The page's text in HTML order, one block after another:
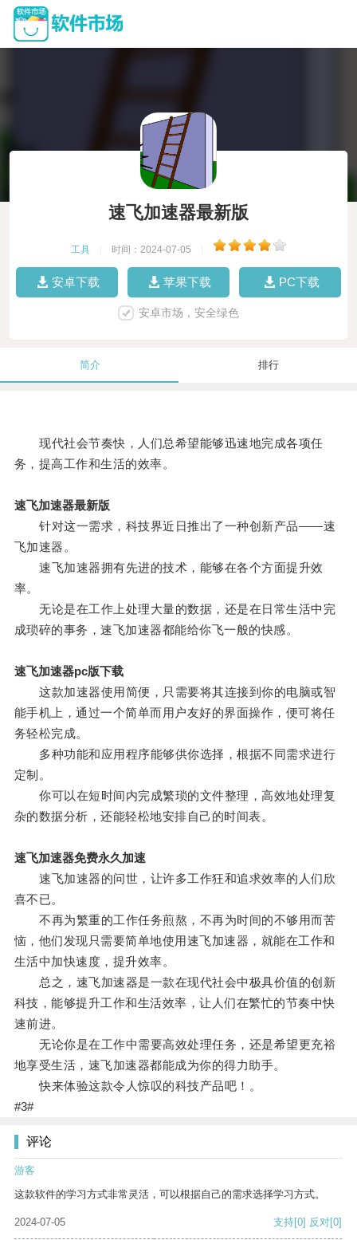
速飞加速器最新版
工具 时间：2024-07-05
安卓下载 苹果下载 PC下载
安卓市场，安全绿色
简介 排行
现代社会节奏快，人们总希望能够迅速地完成各项任
务，提高工作和生活的效率。
速飞加速器最新版
针对这一需求，科技界近日推出了一种创新产品——速
飞加速器。
速飞加速器拥有先进的技术，能够在各个方面提升效
率。
无论是在工作上处理大量的数据，还是在日常生活中完
成琐碎的事务，速飞加速器都能给你飞一般的快感。
速飞加速器pc版下载
这款加速器使用简便，只需要将其连接到你的电脑或智
能手机上，通过一个简单而用户友好的界面操作，便可将任
务轻松完成。
多种功能和应用程序能够供你选择，根据不同需求进行
定制。
你可以在短时间内完成繁琐的文件整理，高效地处理复
杂的数据分析，还能轻松地安排自己的时间表。
速飞加速器免费永久加速
速飞加速器的问世，让许多工作狂和追求效率的人们欣
喜不已。
不再为繁重的工作任务煎熬，不再为时间的不够用而苦
恼，他们发现只需要简单地使用速飞加速器，就能在工作和
生活中加快速度，提升效率。
总之，速飞加速器是一款在现代社会中极具价值的创新
科技，能够提升工作和生活效率，让人们在繁忙的节奏中快
速前进。
无论你是在工作中需要高效处理任务，还是希望更充裕
地享受生活，速飞加速器都能成为你的得力助手。
快来体验这款令人惊叹的科技产品吧！。
#3#
评论
游客
这款软件的学习方式非常灵活，可以根据自己的需求选择学习方式。
2024-07-05 支持[0] 反对[0]